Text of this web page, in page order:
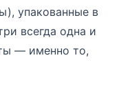
упакованные в
всегда одна и
— именно то,